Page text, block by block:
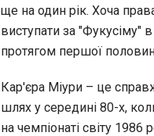
ще на один рік. Хоча
виступати за "Фукусіму"
протягом першої
Кар'єра Міури – це
шлях у середині 80-х,
на чемпіонаті світу 1986